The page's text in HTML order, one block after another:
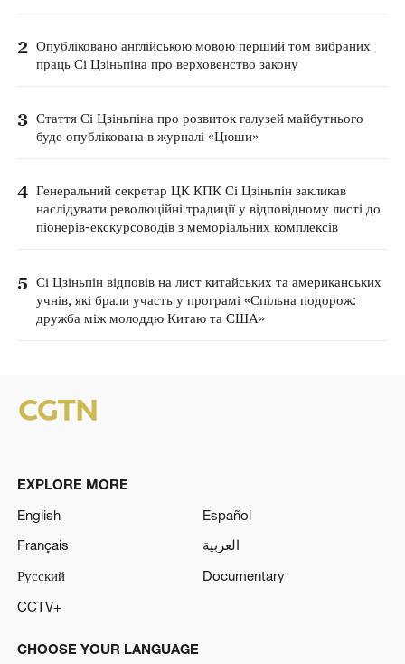
2 Опубліковано англійською мовою перший том вибраних
праць Сі Цзіньпіна про верховенство закону
3 Стаття Сі Цзіньпіна про розвиток галузей майбутнього
буде опублікована в журналі «Цюши»
4 Генеральний секретар ЦК КПК Сі Цзіньпін закликав
наслідувати революційні традиції у відповідному листі до
піонерів-екскурсоводів з меморіальних комплексів
5 Сі Цзіньпін відповів на лист китайських та американських
учнів, які брали участь у програмі «Спільна подорож:
дружба між молоддю Китаю та США»
EXPLORE MORE
English
Español
Français
العربية
Русский
Documentary
CCTV+
CHOOSE YOUR LANGUAGE